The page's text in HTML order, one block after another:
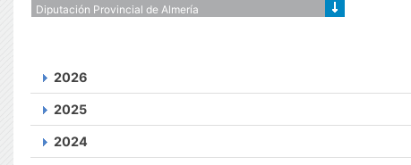
2026
2025
2024